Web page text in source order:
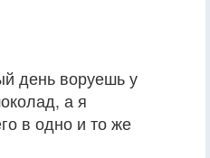
день воруешь у
а я
в одно и то же